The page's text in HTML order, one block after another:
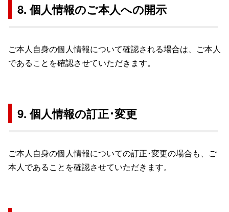
8. 個人情報のご本人への開示
ご本人自身の個人情報について確認される場合は、ご本人
であることを確認させていただきます。
9. 個人情報の訂正･変更
ご本人自身の個人情報についての訂正･変更の場合も、ご
本人であることを確認させていただきます。